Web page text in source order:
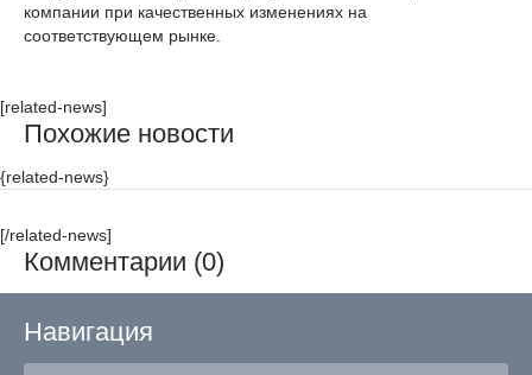
компании при качественных изменениях на
соответствующем рынке.
[related-news]
Похожие новости
{related-news}
[/related-news]
Комментарии (0)
Навигация